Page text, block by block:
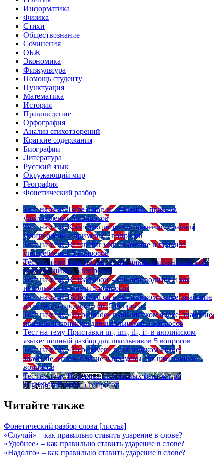
Информатика
Физика
Стихи
Обществознание
Сочинения
ОБЖ
Экономика
Физкультура
Помощь студенту
Пунктуация
Математика
История
Правоведение
Орфография
Анализ стихотворений
Краткие содержания
Биографии
Литература
Русский язык
Окружающий мир
География
Фонетический разбор
Тест на тему To be going to: значение, правила
употребления 5 вопросов
Тест на тему Конструкция go on: значения, правила
употребления, примеры 5 вопросов
Тест на тему Be familiar with: значение и правила
употребления 5 вопросов
Тест на тему Британский vs американский английский:
в чем разница? 5 вопросов
Тест на тему Be mad about - как переводится и как
использовать в речи 5 вопросов
Тест на тему Be hooked on в английском языке: значение
и примеры предложений 5 вопросов
Тест на тему «To be made» в английском языке: значение,
правила и примеры для школьников 5 вопросов
Тест на тему Приставки in-, im-, il-, ir- в английском
языке: полный разбор для школьников 5 вопросов
Тест на тему «To be given» в английском языке:
значение, употребление и примеры для школьников 5
вопросов
Тест на тему Подборка интересных фактов про
английский язык 5 вопросов
Читайте также
Фонетический разбор слова [листья]
«Случай» – как правильно ставить ударение в слове?
«Удобнее» – как правильно ставить ударение в слове?
«Надолго» – как правильно ставить ударение в слове?